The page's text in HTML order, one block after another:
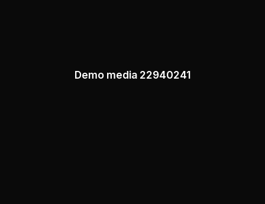
Demo media 22940241